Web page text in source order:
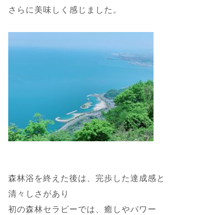
さらに美味しく感じました。
森林浴を終えた後は、完歩した達成感と
清々しさがあり
初の森林セラピーでは、癒しやパワー